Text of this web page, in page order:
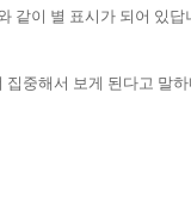
같이 별 표시가 되어 있답
집중해서 보게 된다고 말